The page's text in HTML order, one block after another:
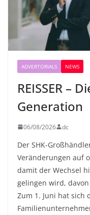
ADVERTORIALS NEWS
REISSER –
Generation
06/08/2026 dc
Der SHK-
Veränderungen auf
damit der Wechsel
gelingen wird,
Zum 1. Juni hat sich